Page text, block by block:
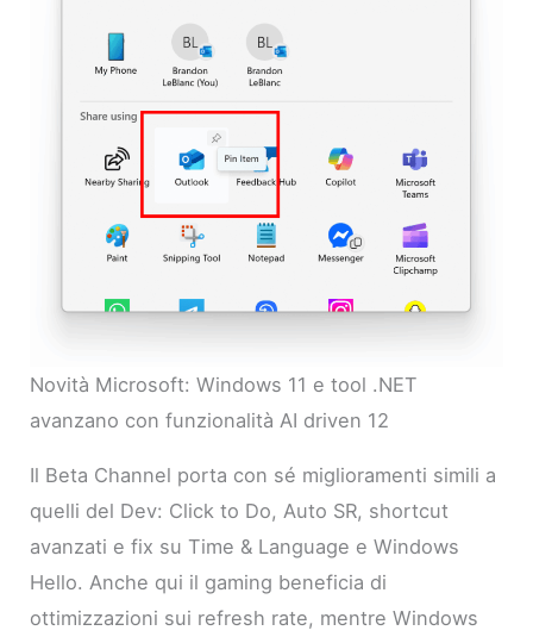
Novità Microsoft: Windows 11 e tool .NET
avanzano con funzionalità AI driven 12
Il Beta Channel porta con sé miglioramenti simili a
quelli del Dev: Click to Do, Auto SR, shortcut
avanzati e fix su Time & Language e Windows
Hello. Anche qui il gaming beneficia di
ottimizzazioni sui refresh rate, mentre Windows